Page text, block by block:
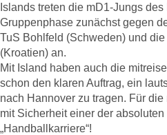
Islands treten die mD1-Jungs
Gruppenphase zunächst gegen
TuS Bohlfeld (Schweden) und
(Kroatien) an.
Mit Island haben auch die
schon den klaren Auftrag, ein
nach Hannover zu tragen. Für
mit Sicherheit einer der
„Handballkarriere“!